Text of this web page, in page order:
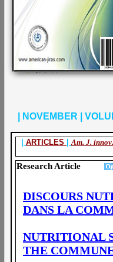
| ARTICLES | Am. J.
Research Article
| NOVEMBER |
DISCOURS
DANS LA
NUTRITIONAL
THE